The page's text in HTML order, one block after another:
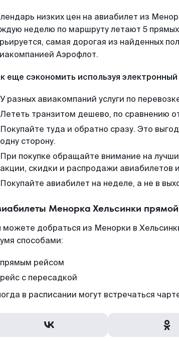
низких цен на авиабилет из
неделю по маршруту летают 5
самая дорогая из найденных
Аэрофлот.
еще сэкономить используя
У разных авиакомпаний услуги по
Лететь транзитом дешево, по сравнению
Покупайте туда и обратно сразу. Это
одну сторону.
При покупке обращайте внимание на
акции, скидки и распродажи авиабилетов
Покупайте авиабилет на неделе, а не в
Менорка Хельсинки
можете добраться из Менорки в
способами:
прямым рейсом
рейс с пересадкой
в расписании могут встречаться